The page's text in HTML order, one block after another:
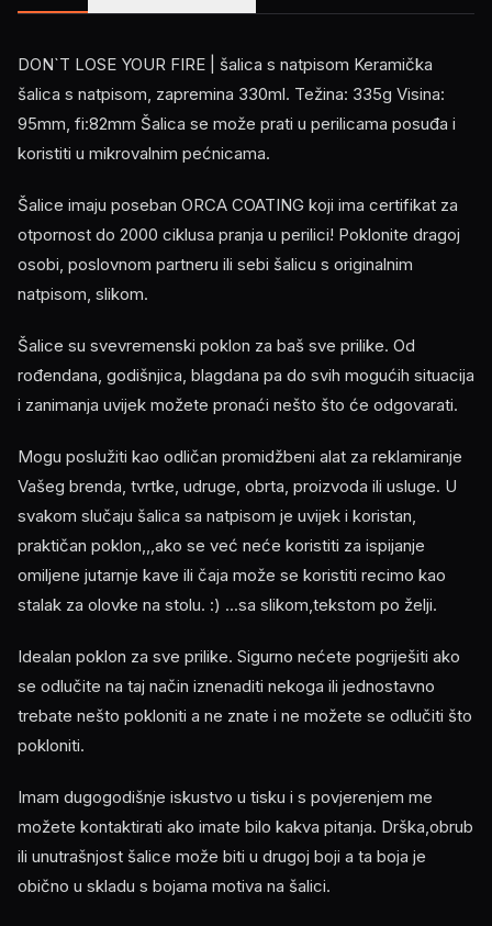
DON`T LOSE YOUR FIRE | šalica s natpisom Keramička
šalica s natpisom, zapremina 330ml. Težina: 335g Visina:
95mm, fi:82mm Šalica se može prati u perilicama posuđa i
koristiti u mikrovalnim pećnicama.
Šalice imaju poseban ORCA COATING koji ima certifikat za
otpornost do 2000 ciklusa pranja u perilici! Poklonite dragoj
osobi, poslovnom partneru ili sebi šalicu s originalnim
natpisom, slikom.
Šalice su svevremenski poklon za baš sve prilike. Od
rođendana, godišnjica, blagdana pa do svih mogućih situacija
i zanimanja uvijek možete pronaći nešto što će odgovarati.
Mogu poslužiti kao odličan promidžbeni alat za reklamiranje
Vašeg brenda, tvrtke, udruge, obrta, proizvoda ili usluge. U
svakom slučaju šalica sa natpisom je uvijek i koristan,
praktičan poklon,,,ako se već neće koristiti za ispijanje
omiljene jutarnje kave ili čaja može se koristiti recimo kao
stalak za olovke na stolu. :) ...sa slikom,tekstom po želji.
Idealan poklon za sve prilike. Sigurno nećete pogriješiti ako
se odlučite na taj način iznenaditi nekoga ili jednostavno
trebate nešto pokloniti a ne znate i ne možete se odlučiti što
pokloniti.
Imam dugogodišnje iskustvo u tisku i s povjerenjem me
možete kontaktirati ako imate bilo kakva pitanja. Drška,obrub
ili unutrašnjost šalice može biti u drugoj boji a ta boja je
obično u skladu s bojama motiva na šalici.